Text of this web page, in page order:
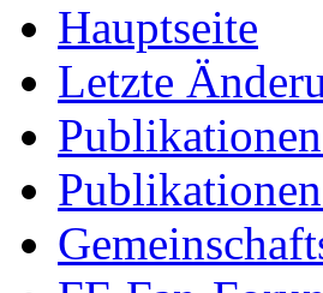
Hauptseite
Letzte